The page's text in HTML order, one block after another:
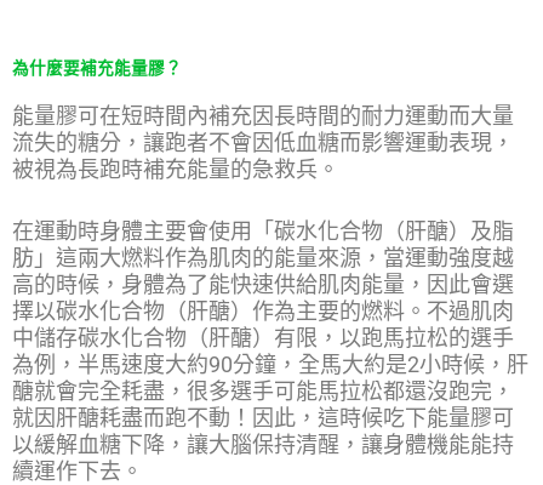
為什麼要補充能量膠？
能量膠可在短時間內補充因長時間的耐力運動而大量
流失的糖分，讓跑者不會因低血糖而影響運動表現，
被視為長跑時補充能量的急救兵。
在運動時身體主要會使用「碳水化合物（肝醣）及脂
肪」這兩大燃料作為肌肉的能量來源，當運動強度越
高的時候，身體為了能快速供給肌肉能量，因此會選
擇以碳水化合物（肝醣）作為主要的燃料。不過肌肉
中儲存碳水化合物（肝醣）有限，以跑馬拉松的選手
為例，半馬速度大約90分鐘，全馬大約是2小時候，肝
醣就會完全耗盡，很多選手可能馬拉松都還沒跑完，
就因肝醣耗盡而跑不動！因此，這時候吃下能量膠可
以緩解血糖下降，讓大腦保持清醒，讓身體機能能持
續運作下去。